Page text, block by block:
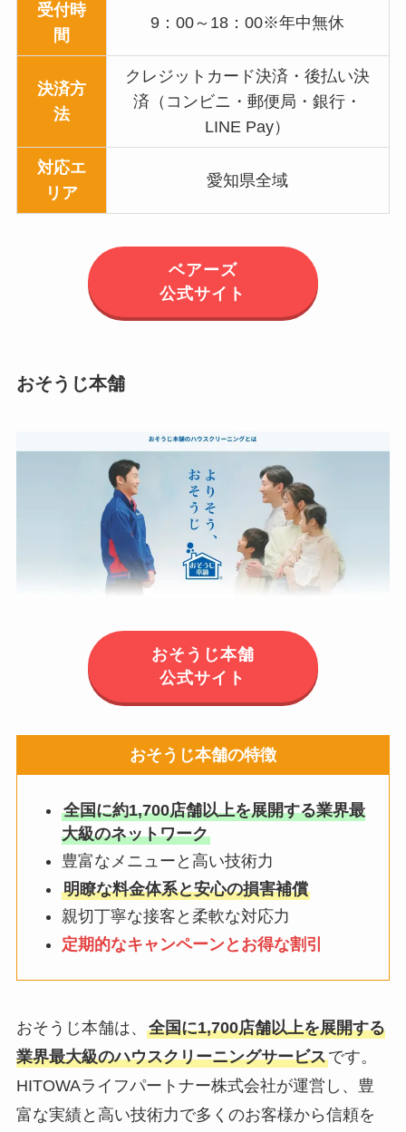
受付時
間
9：00～18：00※年中無休
決済方
法
クレジットカード決済・後払い決
済（コンビニ・郵便局・銀行・
LINE Pay）
対応エ
リア
愛知県全域
ベアーズ
公式サイト
おそうじ本舗
おそうじ本舗
公式サイト
おそうじ本舗の特徴
全国に約1,700店舗以上を展開する業界最
大級のネットワーク
豊富なメニューと高い技術力
明瞭な料金体系と安心の損害補償
親切丁寧な接客と柔軟な対応力
定期的なキャンペーンとお得な割引
おそうじ本舗は、 全国に1,700店舗以上を展開する
業界最大級のハウスクリーニングサービスです。
HITOWAライフパートナー株式会社が運営し、豊
富な実績と高い技術力で多くのお客様から信頼を